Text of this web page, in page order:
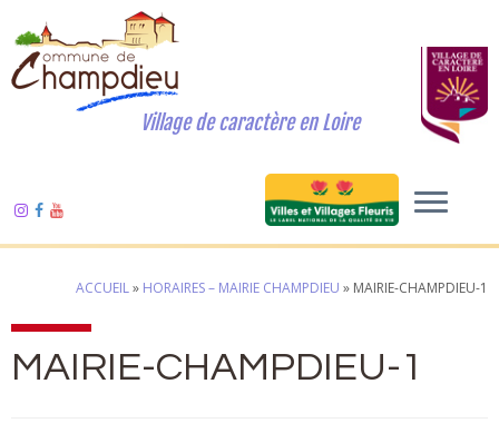
Village de caractère en Loire
ACCUEIL» HORAIRES – MAIRIE CHAMPDIEU » MAIRIE-CHAMPDIEU-1
MAIRIE-CHAMPDIEU-1